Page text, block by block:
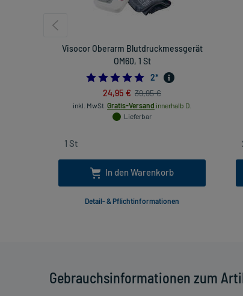
Gebrauchsinformationen zum
Visocor Oberarm Blutdruckmessgerät
OM60, 1 St
5.0
2*
24,95 € 39,95 €
inkl. MwSt. Gratis-Versand innerhalb D.
Lieferbar
In den Warenkorb
Detail- & Pflichtinformationen